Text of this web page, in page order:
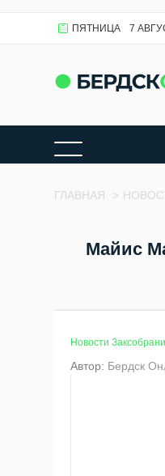
ПЯТНИЦА 7
ГЛАВНАЯ >
Майис
Новости
Автор: Бердск